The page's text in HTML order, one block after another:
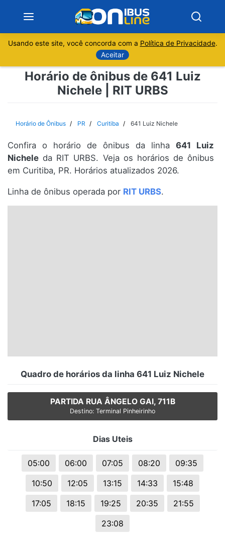
Sobre
Rio de Janeiro
Usando este site, você concorda com a Política de Privacidade.
Aceitar
Horário de ônibus de 641 Luiz
Nichele | RIT URBS
Horário de Ônibus PR Curitiba 641 Luiz Nichele
Confira o horário de ônibus da linha 641 Luiz
Nichele da RIT URBS. Veja os horários de ônibus
em Curitiba, PR. Horários atualizados 2026.
Linha de ônibus operada por RIT URBS.
Quadro de horários da linha 641 Luiz Nichele
PARTIDA RUA ÂNGELO GAI, 711B
Destino: Terminal Pinheirinho
Dias Uteis
05:00 06:00 07:05 08:20
09:35
10:50
12:05 13:15 14:33
15:48
17:05
18:15 19:25 20:35
21:55
23:08